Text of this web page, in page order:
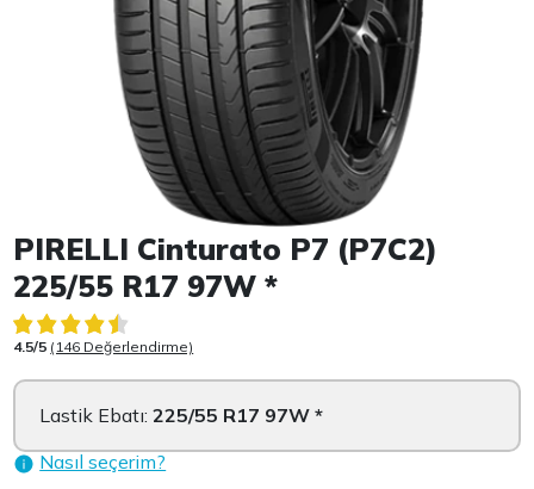
Item 1 of 1
PIRELLI Cinturato P7 (P7C2)
225/55 R17 97W *
4.5/5 (146 Değerlendirme)
Lastik Ebatı:225/55 R17 97W *
Nasıl seçerim?